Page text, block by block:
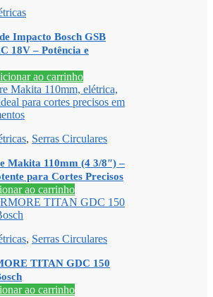
Impacto Bosch GSB
18V – Potência e
ao carrinho
, Serras Circulares
Makita 110mm (4 3/8″) –
para Cortes Precisos
ao carrinho
, Serras Circulares
TITAN GDC 150
ao carrinho